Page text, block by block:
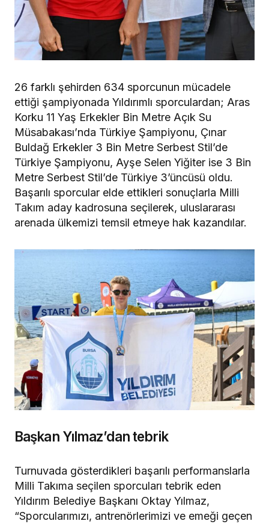
26 farklı şehirden 634 sporcunun mücadele
ettiği şampiyonada Yıldırımlı sporculardan; Aras
Korku 11 Yaş Erkekler Bin Metre Açık Su
Müsabakası’nda Türkiye Şampiyonu, Çınar
Buldağ Erkekler 3 Bin Metre Serbest Stil’de
Türkiye Şampiyonu, Ayşe Selen Yiğiter ise 3 Bin
Metre Serbest Stil’de Türkiye 3’üncüsü oldu.
Başarılı sporcular elde ettikleri sonuçlarla Milli
Takım aday kadrosuna seçilerek, uluslararası
arenada ülkemizi temsil etmeye hak kazandılar.
Başkan Yılmaz’dan tebrik
Turnuvada gösterdikleri başarılı performanslarla
Milli Takıma seçilen sporcuları tebrik eden
Yıldırım Belediye Başkanı Oktay Yılmaz,
“Sporcularımızı, antrenörlerimizi ve emeği geçen